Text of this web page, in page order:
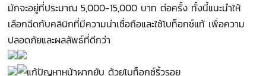
มักจะอยู่ที่ประมาณ 5,000-15,000 บาท ต่อครั้ง ทั้งนี้แนะนำให้
เลือกฉีดกับคลินิกที่มีความน่าเชื่อถือและใช้โบท็อกซ์แท้ เพื่อความ
ปลอดภัยและผลลัพธ์ที่ดีกว่า